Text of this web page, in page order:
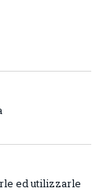
ed utilizzarle